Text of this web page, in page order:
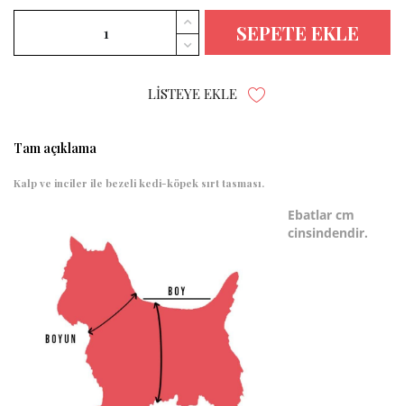
SEPETE EKLE
LISTEYE EKLE
Tam açıklama
Kalp ve inciler ile bezeli kedi-köpek sırt tasması.
Ebatlar cm
cinsindendir.